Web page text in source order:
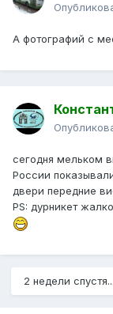
А фотографий с
сегодня мельком
России
двери передние
PS: дурникет
2 недели спустя...